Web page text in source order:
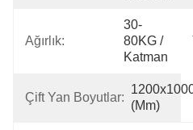
Ağırlık:
30-
80KG /
Katman
Çift Yan Boyutlar:
(mm)